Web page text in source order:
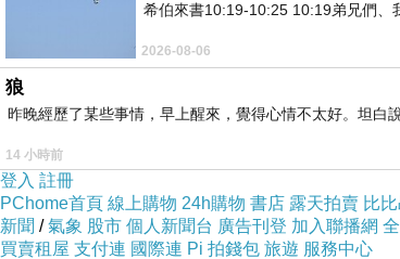
希伯來書10:19-10:25 10:19弟兄們、
2026-08-06
狼
昨晚經歷了某些事情，早上醒來，覺得心情不太好。坦白
14 小時前
登入 註冊
PChome首頁 線上購物 24h購物 書店 露天拍賣 比
新聞 /氣象 股市 個人新聞台 廣告刊登 加入聯播網
買賣租屋 支付連 國際連 Pi 拍錢包 旅遊 服務中心